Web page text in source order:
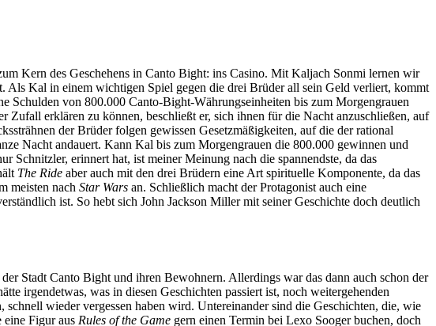
Kern des Geschehens in Canto Bight: ins Casino. Mit Kaljach Sonmi lernen wir
Kal in einem wichtigen Spiel gegen die drei Brüder all sein Geld verliert, kommt
Schulden von 800.000 Canto-Bight-Währungseinheiten bis zum Morgengrauen
erklären zu können, beschließt er, sich ihnen für die Nacht anzuschließen, auf
der Brüder folgen gewissen Gesetzmäßigkeiten, auf die der rational
Nacht andauert. Kann Kal bis zum Morgengrauen die 800.000 gewinnen und
Schnitzler, erinnert hat, ist meiner Meinung nach die spannendste, da das
The Ride aber auch mit den drei Brüdern eine Art spirituelle Komponente, da das
meisten nach Star Wars an. Schließlich macht der Protagonist auch eine
ist. So hebt sich John Jackson Miller mit seiner Geschichte doch deutlich
Stadt Canto Bight und ihren Bewohnern. Allerdings war das dann auch schon der
irgendetwas, was in diesen Geschichten passiert ist, noch weitergehenden
wieder vergessen haben wird. Untereinander sind die Geschichten, die, wie
eine Figur aus Rules of the Game gern einen Termin bei Lexo Sooger buchen, doch